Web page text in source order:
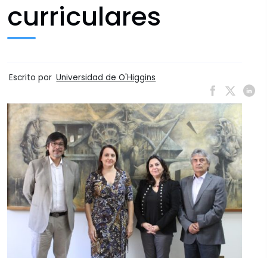
curriculares
Escrito por Universidad de O'Higgins